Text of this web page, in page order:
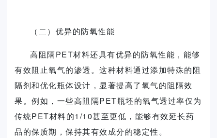
（二）优异的防氧性能
高阻隔PET材料还具有优异的防氧性能，能够
有效阻止氧气的渗透。这种材料通过添加特殊的阻
隔剂和优化瓶体设计，显著提高了氧气的阻隔效
果。例如，一些高阻隔PET瓶坯的氧气透过率仅为
传统PET材料的1/10甚至更低，能够有效延长药
品的保质期，保持其有效成分的稳定性。